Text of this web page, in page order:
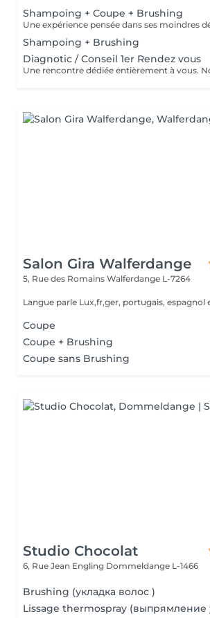
Shampoing + Coupe + Brushing
Shampoing + Brushing
Diagnotic / Conseil 1er Rendez vous
Salon Gira Walferdange
5, Rue des Romains Walferdange L-7264
Langue parle Lux,fr,ger, portugais, espagnol
Coupe
Coupe + Brushing
Coupe sans Brushing
Studio Chocolat
6, Rue Jean Engling Dommeldange L-1466
Brushing (укладка волос )
Lissage thermospray (выпрямление